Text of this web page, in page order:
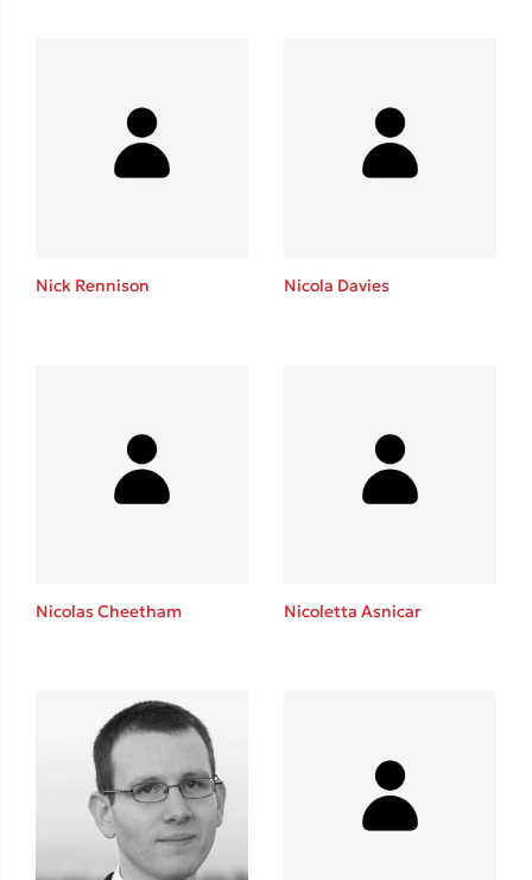
Sebastian Fitzek
Freida McFadden
Κατρίνα Τσάνταλη
Lucinda Riley
Mimi Matthews
Benzamin Bécue
Nick Rennison Nicola Davies
Nicolas Cheetham Nicoletta Asnicar